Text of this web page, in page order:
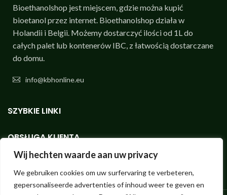
Wij hechten waarde aan uw privacy
We gebruiken cookies om uw surfervaring te verbeteren,
gepersonaliseerde advertenties of inhoud weer te geven en
Bioethanolshop jest miejscem, gdzie można kupić
bioetanol przez internet. Bioethanolshop działa w
Holandii i Belgii. Możemy dostarczyć ilości od 1L do
całych palet lub kontenerów IBC, z łatwością dostarczane
do domu.
info@kbhonline.eu
SZYBKIE LINKI
OBSŁUGA KLIENTA
BETALEN VIA BOL.